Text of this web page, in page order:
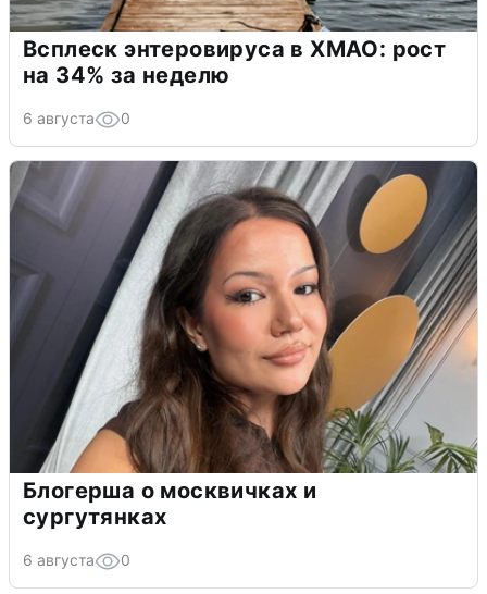
Всплеск энтеровируса в ХМАО: рост
на 34% за неделю
6 августа 0
Блогерша о москвичках и
сургутянках
6 августа 0